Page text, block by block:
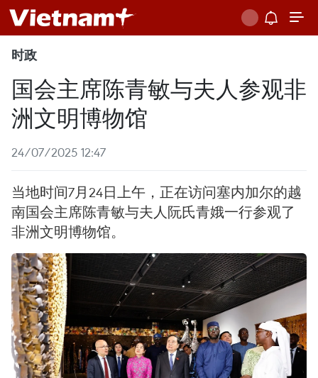
时政
国会主席陈青敏与夫人参观非
洲文明博物馆
24/07/2025 12:47
当地时间7月24日上午，正在访问塞内加尔的越
南国会主席陈青敏与夫人阮氏青娥一行参观了
非洲文明博物馆。